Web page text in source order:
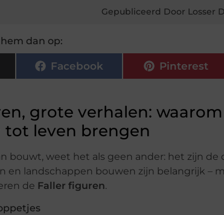
Gepubliceerd Door Losser
dan op:
Facebook Pinterest
grote verhalen:
tot leven brengen
bouwt, weet het als geen ander: het zijn de
en landschappen bouwen zijn belangrijk –
de Faller figuren.